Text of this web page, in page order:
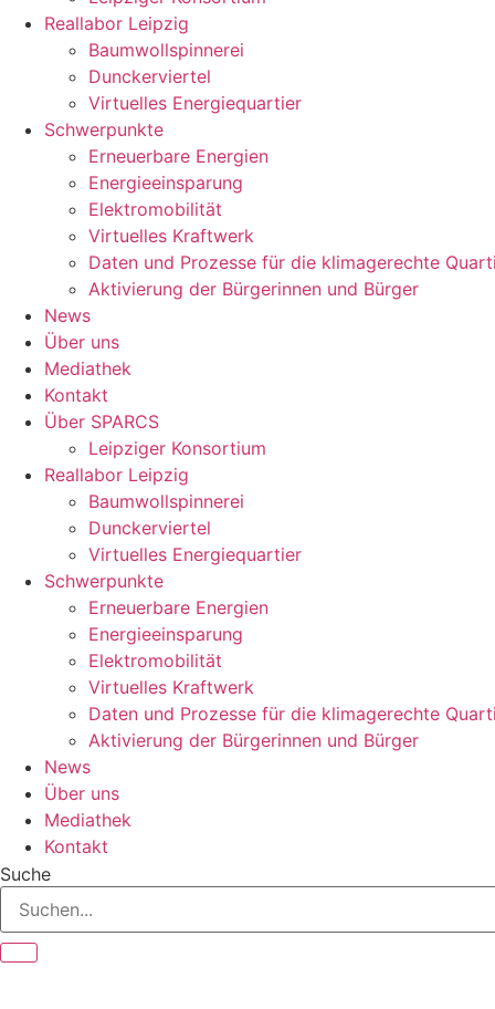
Reallabor Leipzig
Baumwollspinnerei
Dunckerviertel
Virtuelles Energiequartier
Schwerpunkte
Erneuerbare Energien
Energieeinsparung
Elektromobilität
Virtuelles Kraftwerk
Daten und Prozesse für die klimagerechte
Aktivierung der Bürgerinnen und Bürger
News
Über uns
Mediathek
Kontakt
Über SPARCS
Leipziger Konsortium
Reallabor Leipzig
Baumwollspinnerei
Dunckerviertel
Virtuelles Energiequartier
Schwerpunkte
Erneuerbare Energien
Energieeinsparung
Elektromobilität
Virtuelles Kraftwerk
Daten und Prozesse für die klimagerechte
Aktivierung der Bürgerinnen und Bürger
News
Über uns
Mediathek
Kontakt
Suche